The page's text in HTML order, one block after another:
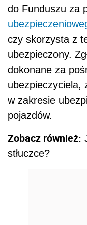
do Funduszu za
czy skorzysta z
ubezpieczony.
dokonane za
ubezpieczyciela,
w zakresie
pojazdów.
Zobacz również:
stłuczce?